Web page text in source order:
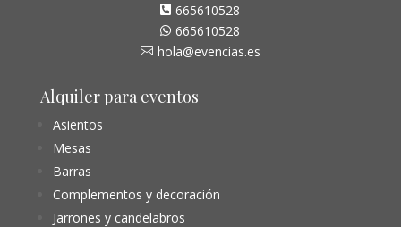
 665610528
 665610528
 hola@evencias.es
Alquiler para eventos
Asientos
Mesas
Barras
Complementos y decoración
Jarrones y candelabros